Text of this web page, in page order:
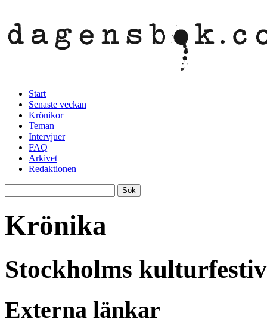
Start
Senaste veckan
Krönikor
Teman
Intervjuer
FAQ
Arkivet
Redaktionen
Krönika
Stockholms
Externa länkar